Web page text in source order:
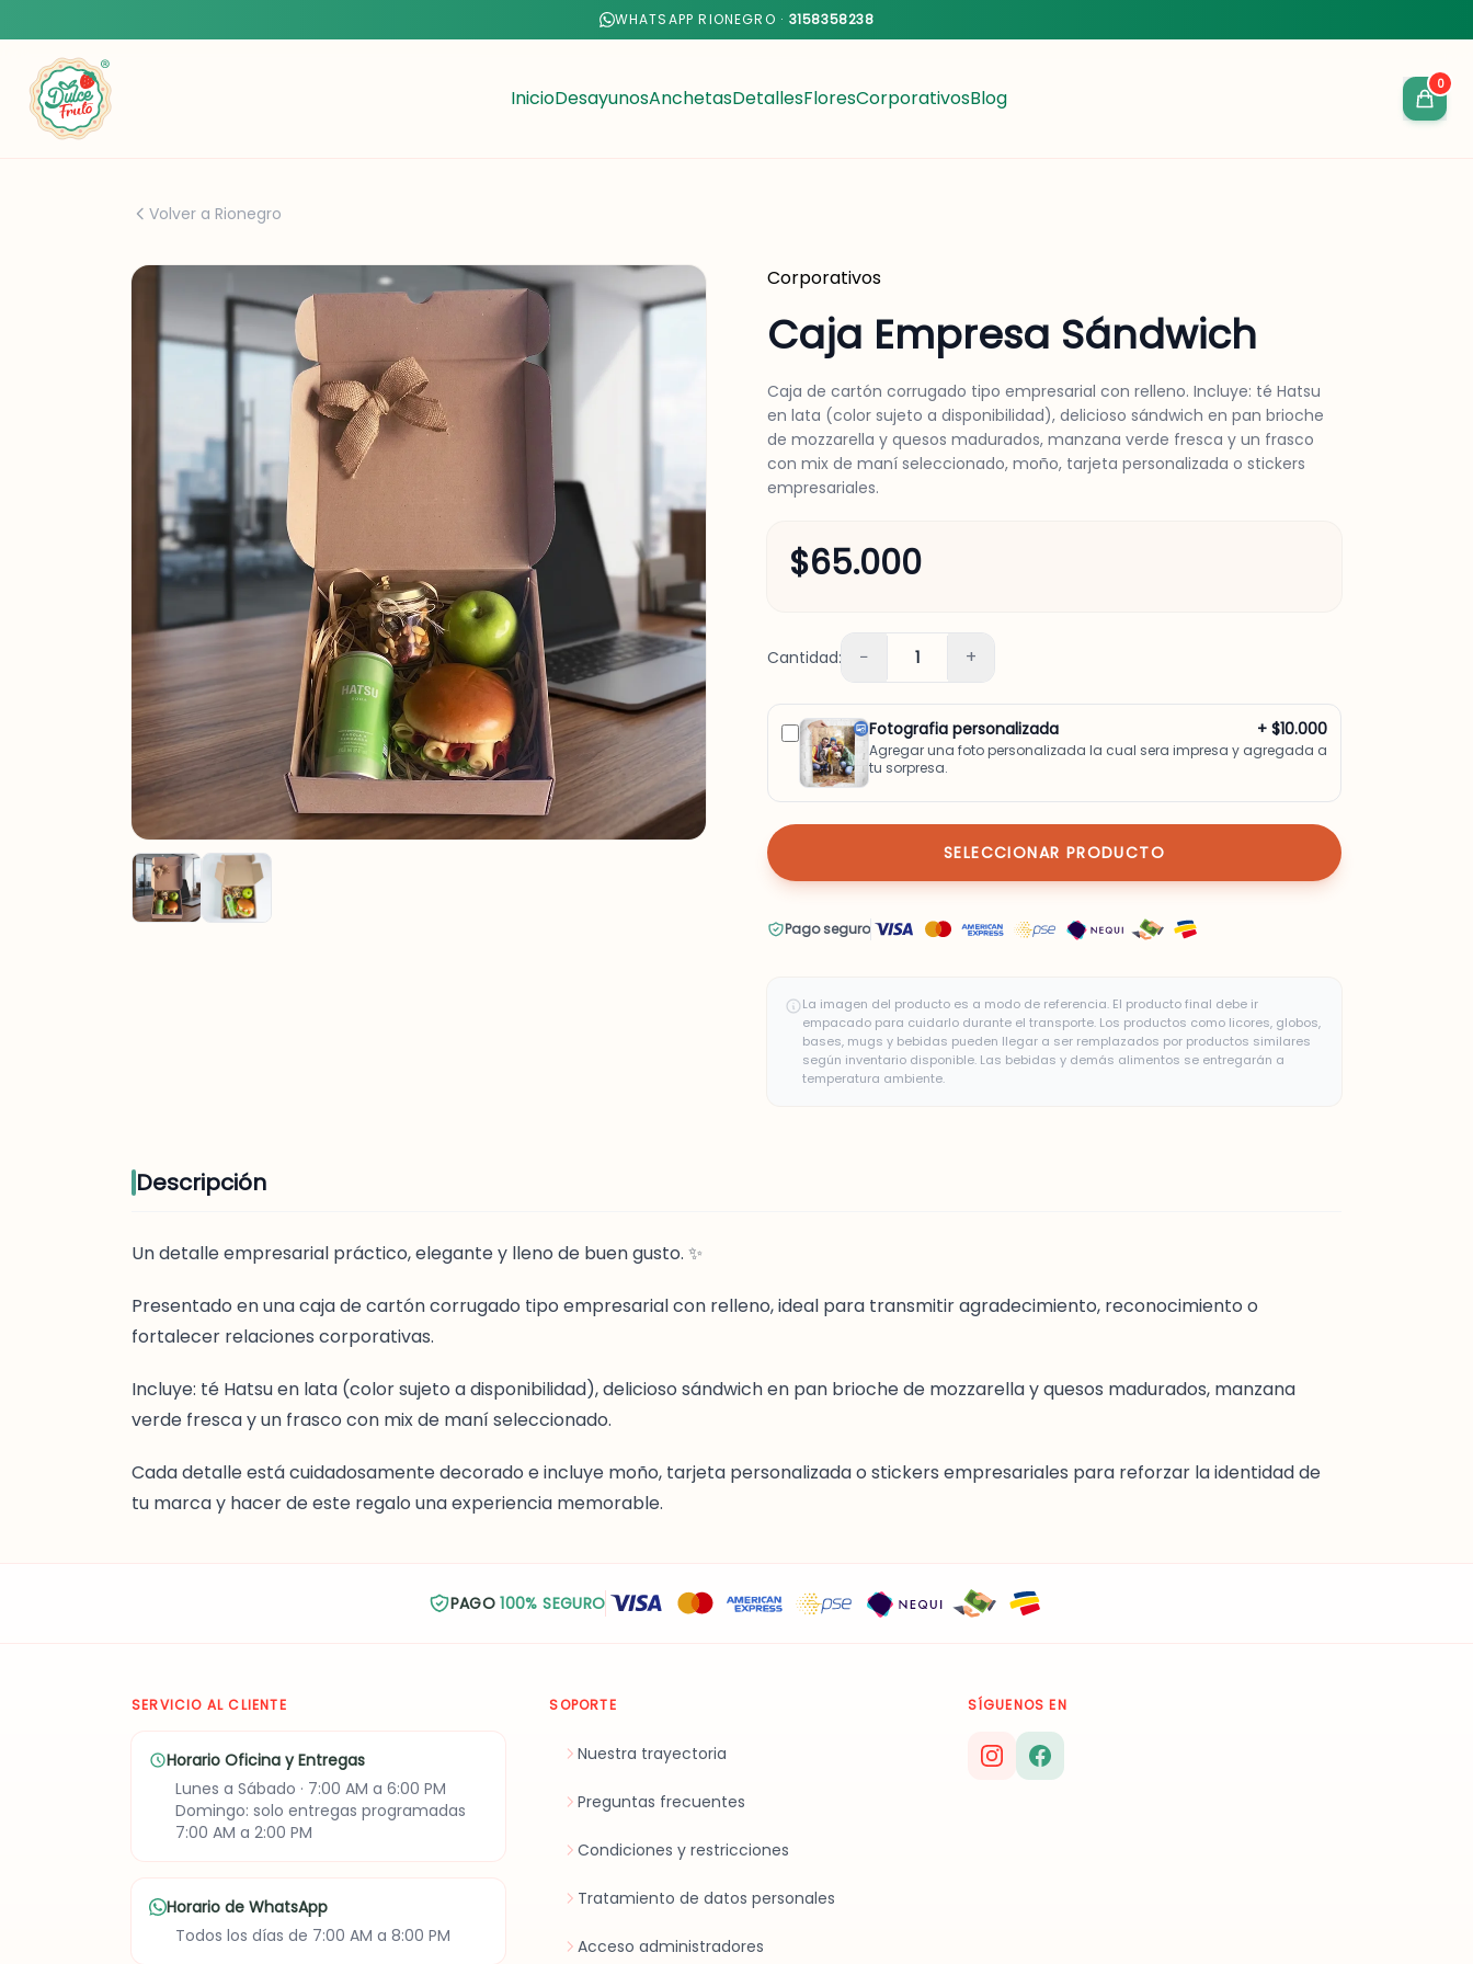
WHATSAPP RIONEGRO · 3158358238
InicioDesayunosAnchetasDetallesFloresCorporativosBlog
0
Volver a Rionegro
Corporativos
Caja Empresa Sándwich
Caja de cartón corrugado tipo empresarial con relleno. Incluye: té Hatsu
en lata (color sujeto a disponibilidad), delicioso sándwich en pan brioche
de mozzarella y quesos madurados, manzana verde fresca y un frasco
con mix de maní seleccionado, moño, tarjeta personalizada o stickers
empresariales.
$65.000
Cantidad: − 1 +
Fotografia personalizada + $10.000
Agregar una foto personalizada la cual sera impresa y agregada a
tu sorpresa.
SELECCIONAR PRODUCTO
Pago seguro
La imagen del producto es a modo de referencia. El producto final debe ir
empacado para cuidarlo durante el transporte. Los productos como licores, globos,
bases, mugs y bebidas pueden llegar a ser remplazados por productos similares
según inventario disponible. Las bebidas y demás alimentos se entregarán a
temperatura ambiente.
Descripción
Un detalle empresarial práctico, elegante y lleno de buen gusto. ✨
Presentado en una caja de cartón corrugado tipo empresarial con relleno, ideal para transmitir agradecimiento, reconocimiento o
fortalecer relaciones corporativas.
Incluye: té Hatsu en lata (color sujeto a disponibilidad), delicioso sándwich en pan brioche de mozzarella y quesos madurados, manzana
verde fresca y un frasco con mix de maní seleccionado.
Cada detalle está cuidadosamente decorado e incluye moño, tarjeta personalizada o stickers empresariales para reforzar la identidad de
tu marca y hacer de este regalo una experiencia memorable.
PAGO100% SEGURO
SERVICIO AL CLIENTE
Horario Oficina y Entregas
Lunes a Sábado · 7:00 AM a 6:00 PM
Domingo: solo entregas programadas
7:00 AM a 2:00 PM
Horario de WhatsApp
Todos los días de 7:00 AM a 8:00 PM
SOPORTE
Nuestra trayectoria
Preguntas frecuentes
Condiciones y restricciones
Tratamiento de datos personales
Acceso administradores
SÍGUENOS EN